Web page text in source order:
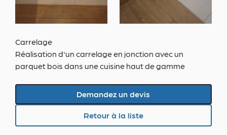
Carrelage
Réalisation d'un carrelage en jonction avec un
parquet bois dans une cuisine haut de gamme
Demandez un devis
Demandez un devis
Retour à la liste